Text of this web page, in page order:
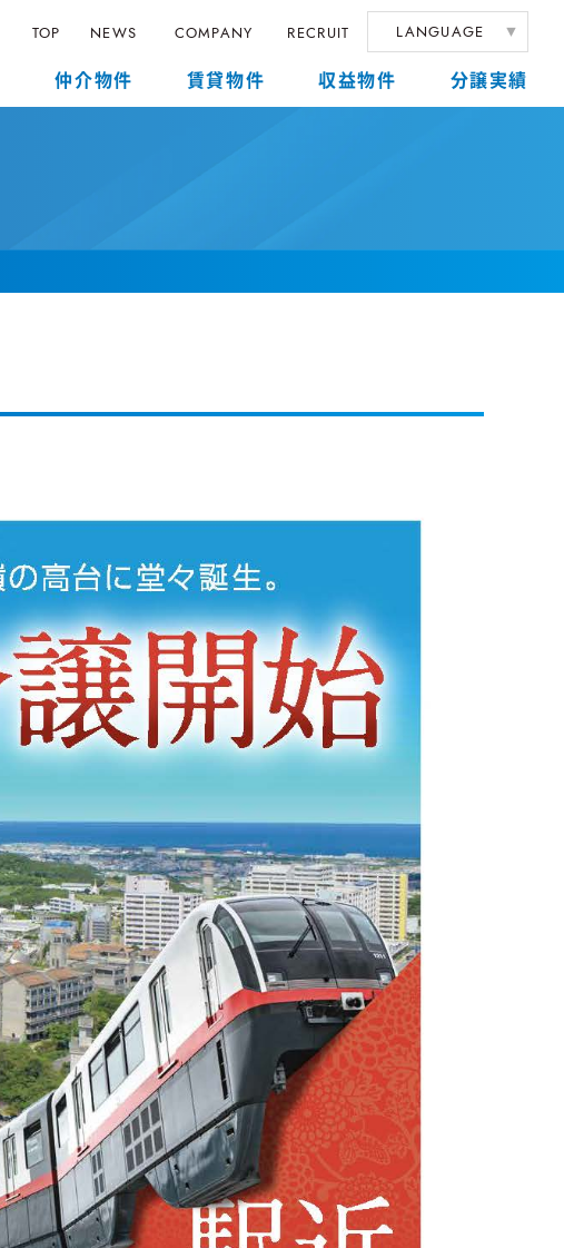
TOP NEWS COMPANY RECRUIT LANGUAGE
仲介物件 賃貸物件 収益物件 分譲実績